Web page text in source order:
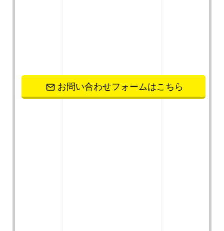
お問い合わせフォームはこちら